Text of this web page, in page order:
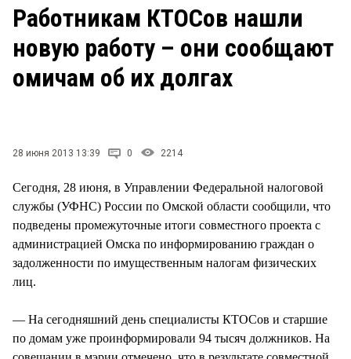
ЗАКОН
НОВОСТИ КОМПАНИЙ
Рейтинги
Блоги
Архив
Работникам КТОСов нашли
новую работу – они сообщают
омичам об их долгах
28 июня 2013 13:39 0 2214
Сегодня, 28 июня, в Управлении Федеральной налоговой
службы (УФНС) России по Омской области сообщили, что
подведены промежуточные итоги совместного проекта с
администрацией Омска по информированию граждан о
задолженности по имущественным налогам физических
лиц.
— На сегодняшний день специалисты КТОСов и старшие
по домам уже проинформировали 94 тысяч должников. На